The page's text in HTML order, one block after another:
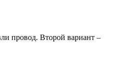
провод. Второй вариант –